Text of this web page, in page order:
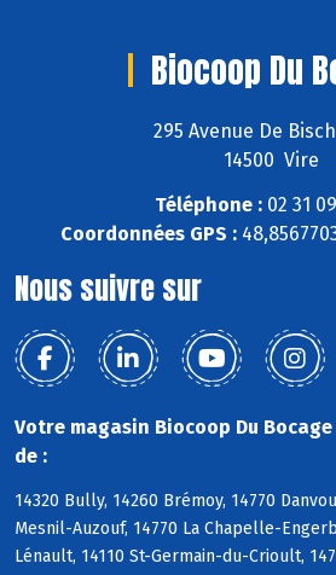
Biocoop Du
295 Avenue De
14500 Vire
Téléphone :02 31
Coordonnées GPS :
Nous suivre sur
Votre magasin Biocoop Du
de :
14320 Bully, 14260 Brémoy, 14770
Mesnil-Auzouf, 14770 La Chapelle-
Lénault, 14110 St-Germain-du-Crioult,